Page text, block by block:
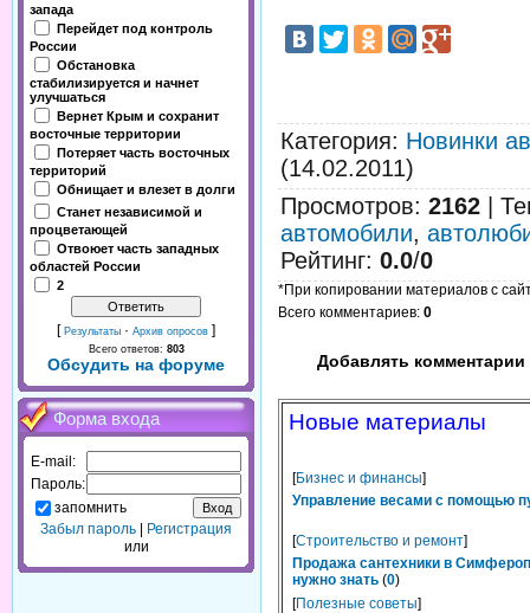
запада
Перейдет под контроль
России
Обстановка
стабилизируется и начнет
улучшаться
Вернет Крым и сохранит
восточные территории
Потеряет часть восточных
территорий
Обнищает и влезет в долги
Станет независимой и
процветающей
Отвоюет часть западных
областей России
2
[ Результаты · Архив опросов ]
Всего ответов: 803
Обсудить на форуме
Форма входа
E-mail:
Пароль:
запомнить
Забыл пароль
Регистрация
или
Категория: Новинки
(14.02.2011)
Просмотров: 2162
автомобили,
Рейтинг: 0.0/0
*При копировании материалов с
Всего комментариев: 0
Добавлять комментарии
Новые материалы
[Бизнес и финансы]
Управление весами с помощью
[Строительство и ремонт]
Продажа сантехники в
нужно знать (0)
[Полезные советы]